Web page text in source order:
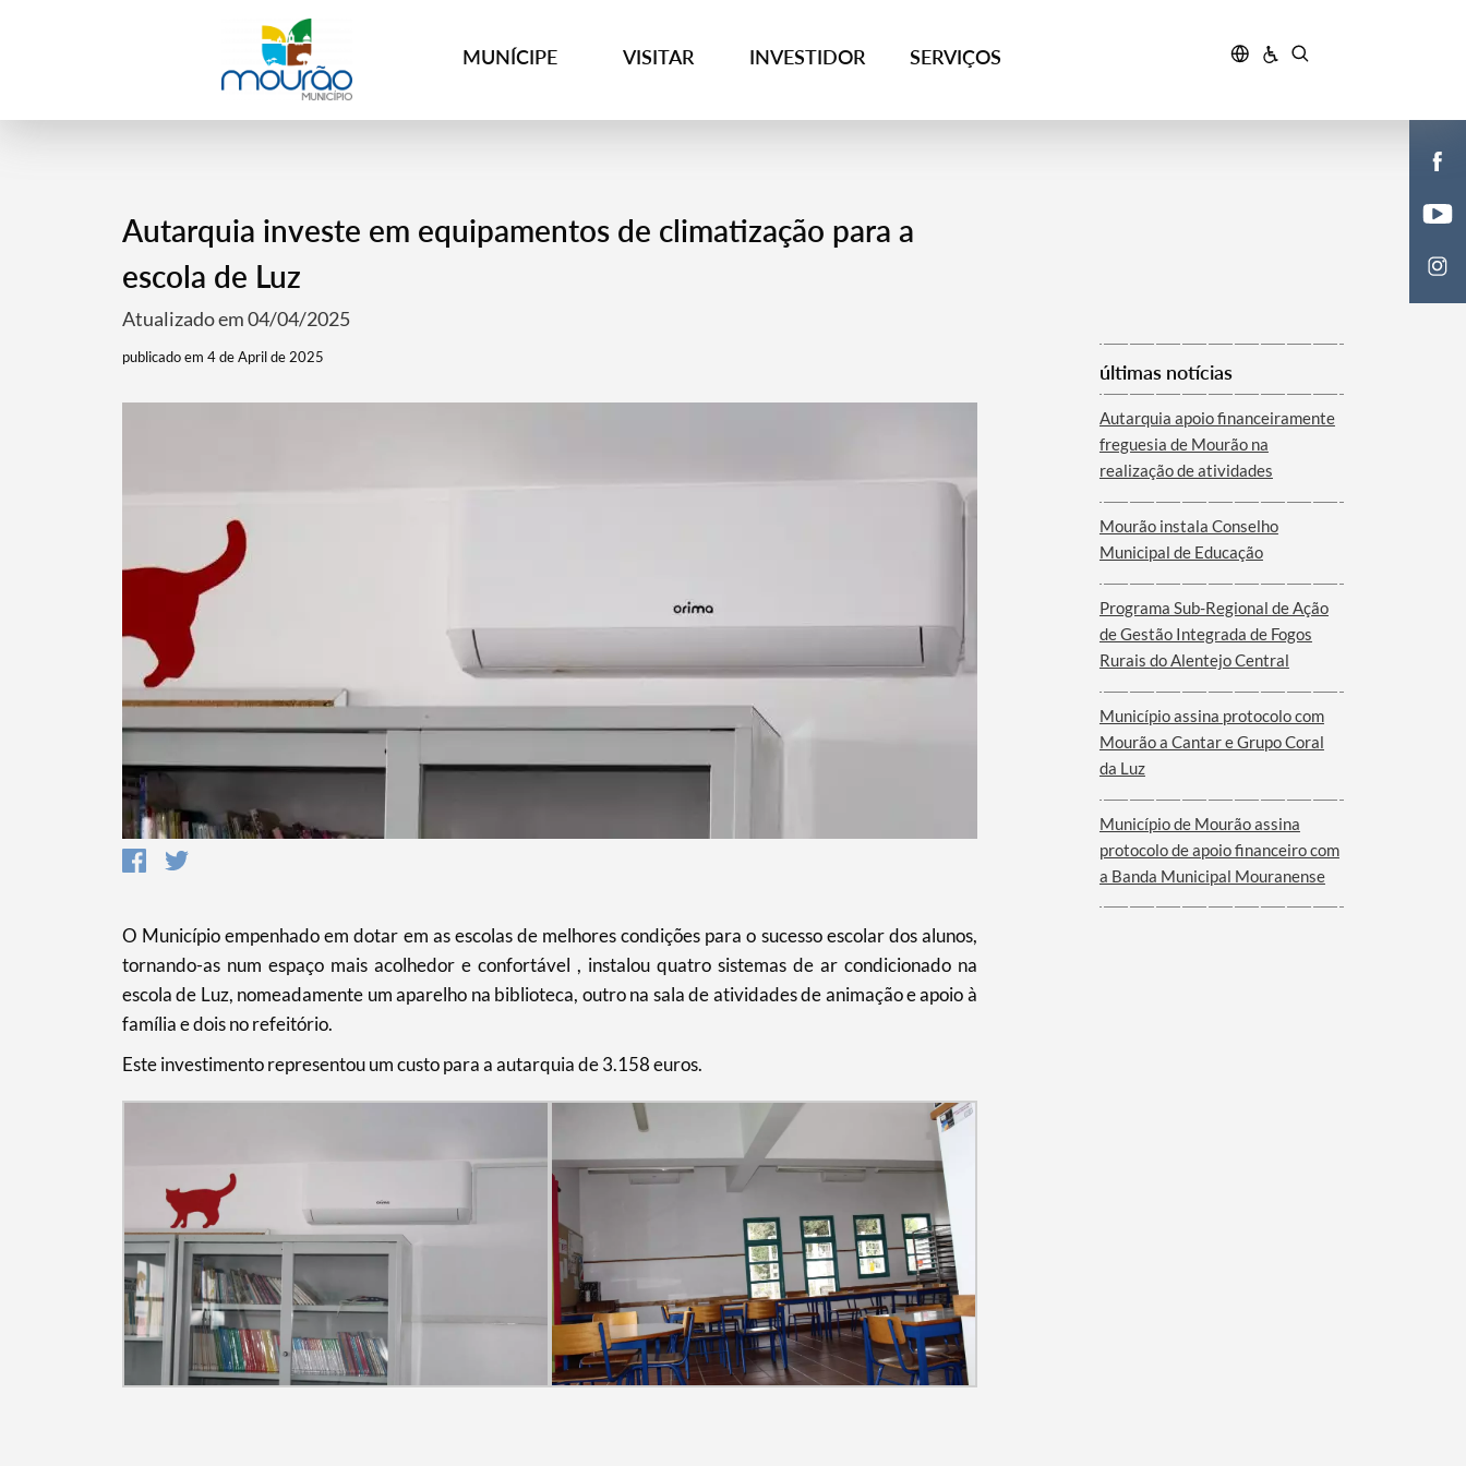
MUNÍCIPE VISITAR INVESTIDOR SERVIÇOS
Termo de Pesquisa
Categorias gerais
Filtros
Autarquia investe em equipamentos de climatização para a
escola de Luz
Atualizado em 04/04/2025
publicado em 4 de April de 2025
O Município empenhado em dotar em as escolas de melhores condições para o sucesso escolar dos alunos,
tornando-as num espaço mais acolhedor e confortável , instalou quatro sistemas de ar condicionado na
escola de Luz, nomeadamente um aparelho na biblioteca, outro na sala de atividades de animação e apoio à
família e dois no refeitório.
Este investimento representou um custo para a autarquia de 3.158 euros.
últimas notícias
Autarquia apoio financeiramente
freguesia de Mourão na
realização de atividades
Mourão instala Conselho
Municipal de Educação
Programa Sub-Regional de Ação
de Gestão Integrada de Fogos
Rurais do Alentejo Central
Município assina protocolo com
Mourão a Cantar e Grupo Coral
da Luz
Município de Mourão assina
protocolo de apoio financeiro com
a Banda Municipal Mouranense